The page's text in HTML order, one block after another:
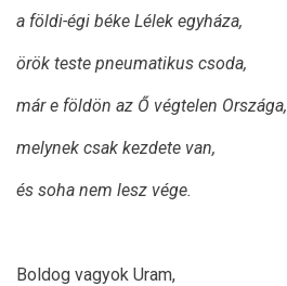
a földi-égi béke Lélek egyháza,
örök teste pneumatikus csoda,
már e földön az Ő végtelen Országa,
melynek csak kezdete van,
és soha nem lesz vége.
Boldog vagyok Uram,